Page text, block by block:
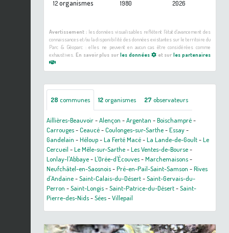
12organismes 1980 2026
Avertissement :les données visualisables reflètent l'état d'avancement des
connaissances et/ou la disponibilité des données existantes sur le territoire du
Parc & Géoparc : elles ne peuvent en aucun cas être considérées comme
exhaustives. En savoir plus sur les données et surles partenaires
28 communes 12organismes 27 observateurs
Aillières-Beauvoir-Alençon -Argentan -Boischampré-
Carrouges-Ceaucé-Coulonges-sur-Sarthe-Essay-
Gandelain -Héloup-La Ferté Macé-La Lande-de-Goult-Le
Cercueil -Le Mêle-sur-Sarthe-Les Ventes-de-Bourse-
Lonlay-l'Abbaye-L'Orée-d'Écouves-Marchemaisons-
Neufchâtel-en-Saosnois-Pré-en-Pail-Saint-Samson -Rives
d'Andaine-Saint-Calais-du-Désert-Saint-Gervais-du-
Perron -Saint-Longis-Saint-Patrice-du-Désert-Saint-
Pierre-des-Nids-Sées-Villepail